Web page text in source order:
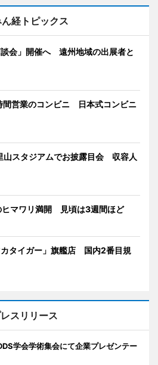
経トピックス
談会」開催へ 遠州地域の出展者と
間営業のコンビニ 日本式コンビニ
山スタジアムでお披露目会 収容人
ヒマワリ満開 見頃は3週間ほど
タイガー」旗艦店 国内2番目規
スリリース
学会学術集会にて企業プレゼンテー